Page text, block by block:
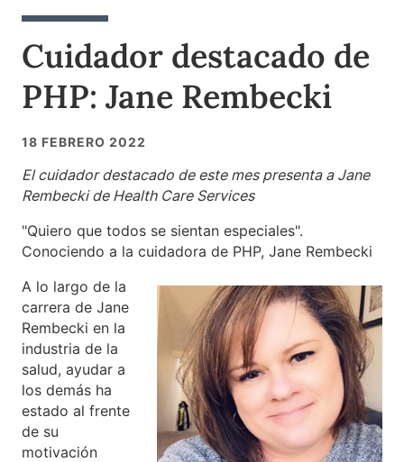
Cuidador destacado de
PHP: Jane Rembecki
18 FEBRERO 2022
El cuidador destacado de este mes presenta a Jane
Rembecki de Health Care Services
"Quiero que todos se sientan especiales".
Conociendo a la cuidadora de PHP, Jane Rembecki
A lo largo de la
carrera de Jane
Rembecki en la
industria de la
salud, ayudar a
los demás ha
estado al frente
de su
motivación